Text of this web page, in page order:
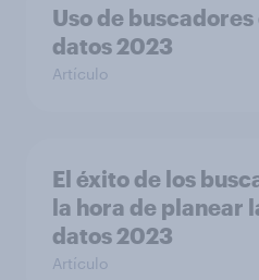
Uso de
datos 2023
Artículo
El éxito de los
la hora de planear
datos 2023
Artículo